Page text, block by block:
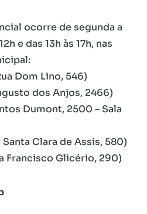
ocorre de segunda a
e das 13h às 17h, nas
Dom Lino, 546)
dos Anjos, 2466)
Dumont, 2500 – Sala
Santa Clara de Assis, 580)
Francisco Glicério, 290)